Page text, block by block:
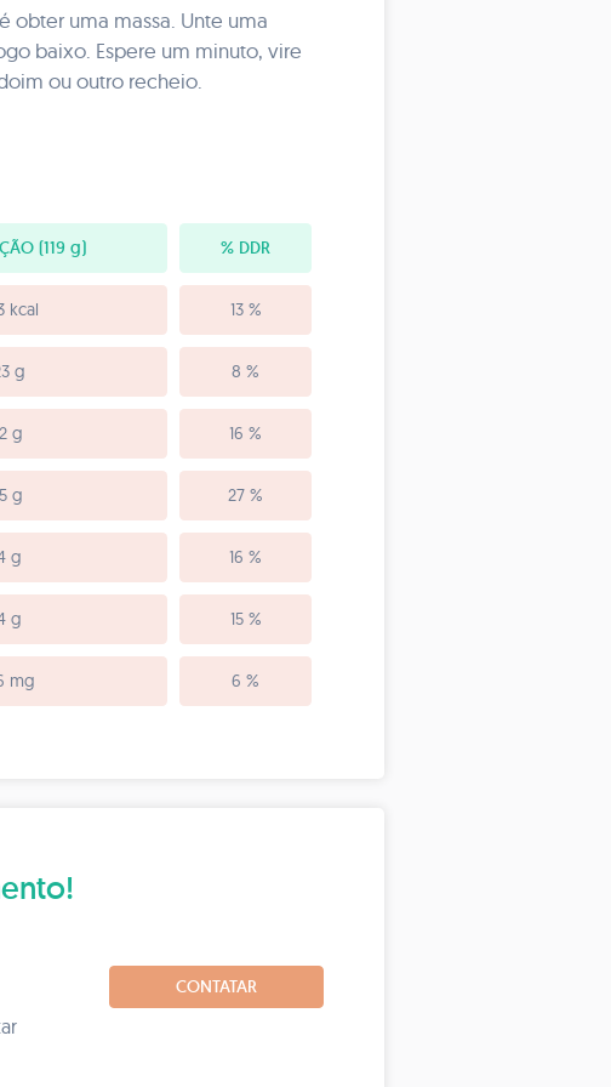
obter uma massa. Unte uma
baixo. Espere um minuto, vire
ou outro recheio.
(119 g) % DDR
kcal 13 %
g 8 %
g 16 %
g 27 %
g 16 %
g 15 %
mg 6 %
CONTATAR